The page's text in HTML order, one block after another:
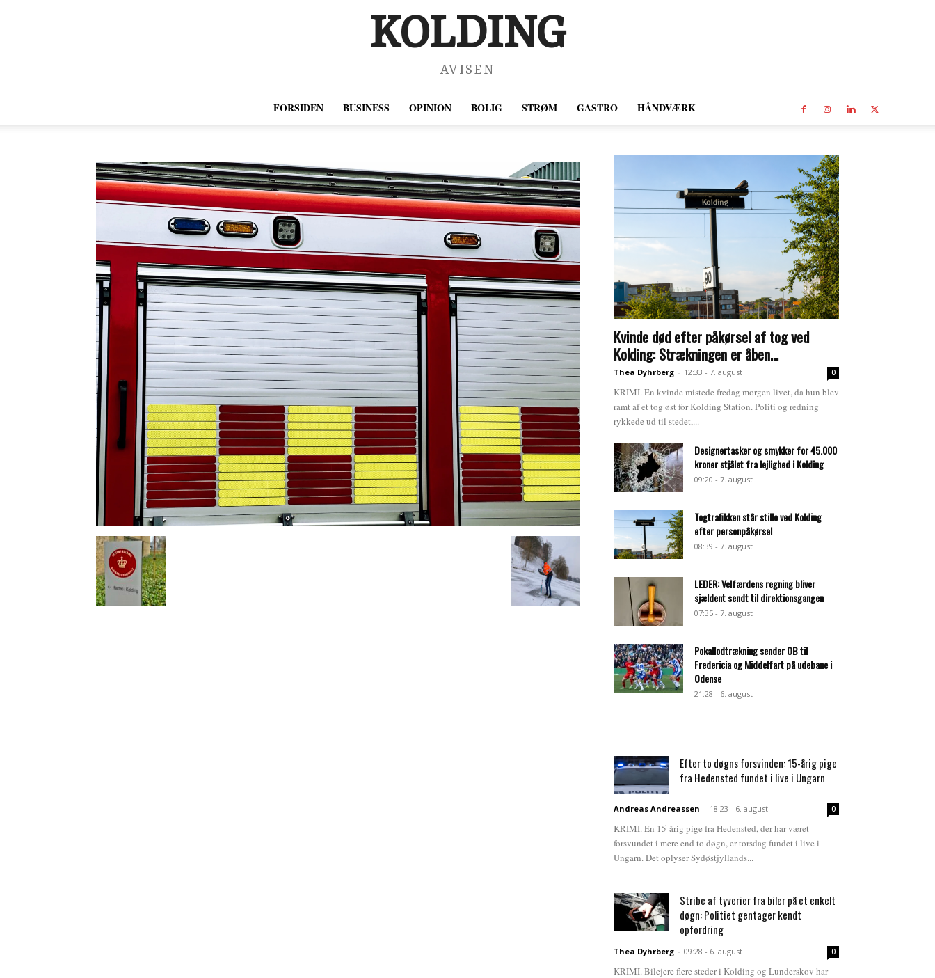
KOLDING
AVISEN
FORSIDEN BUSINESS OPINION BOLIG STRØM GASTRO HÅNDVÆRK
Kvinde død efter påkørsel af tog ved
Kolding: Strækningen er åben...
Thea Dyhrberg - 12:33 - 7. august 0
KRIMI. En kvinde mistede fredag morgen livet, da hun blev
ramt af et tog øst for Kolding Station. Politi og redning
rykkede ud til stedet,...
Designertasker og smykker for 45.000
kroner stjålet fra lejlighed i Kolding
09:20 - 7. august
Togtrafikken står stille ved Kolding
efter personpåkørsel
08:39 - 7. august
LEDER: Velfærdens regning bliver
sjældent sendt til direktionsgangen
07:35 - 7. august
Pokallodtrækning sender OB til
Fredericia og Middelfart på udebane i
Odense
21:28 - 6. august
Efter to døgns forsvinden: 15-årig pige
fra Hedensted fundet i live i Ungarn
Andreas Andreassen - 18:23 - 6. august 0
KRIMI. En 15-årig pige fra Hedensted, der har været
forsvundet i mere end to døgn, er torsdag fundet i live i
Ungarn. Det oplyser Sydøstjyllands...
Stribe af tyverier fra biler på et enkelt
døgn: Politiet gentager kendt
opfordring
Thea Dyhrberg - 09:28 - 6. august 0
KRIMI. Bilejere flere steder i Kolding og Lunderskov har